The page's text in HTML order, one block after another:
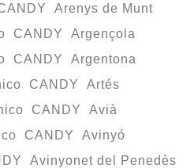
Arenys de Munt
CANDY Argençola
CANDY Argentona
CANDY Artés
CANDY Avià
CANDY Avinyó
Avinyonet del Penedès